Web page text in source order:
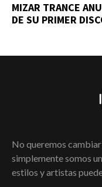
MIZAR TRANCE
DE SU PRIMER
No queremos cambiar
simplemente somos
estilos y artistas